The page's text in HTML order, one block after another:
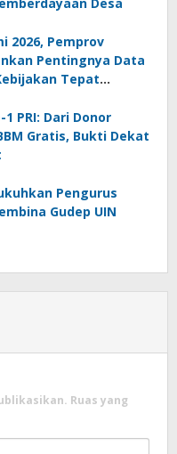
2026, Pemprov
Pentingnya Data
Tepat
PRI: Dari Donor
Gratis, Bukti Dekat
Pengurus
Gudep UIN
Ruas yang